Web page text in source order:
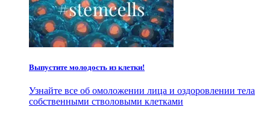
Выпустите молодость из клетки!
Узнайте все об омоложении лица и оздоровлении тела
собственными стволовыми клетками